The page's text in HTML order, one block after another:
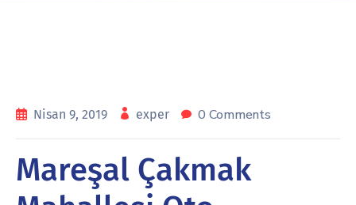
Nisan 9, 2019 exper 0 Comments
Mareşal Çakmak